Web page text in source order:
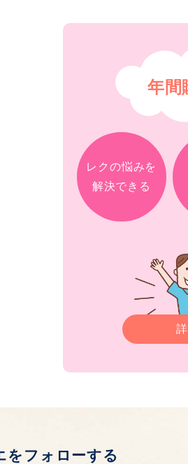
年間
レクの悩みを
解決できる
をフォローする